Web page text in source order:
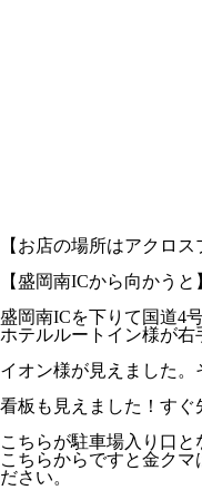
【お店の場所はアクロ
【盛岡南ICから向かうと
盛岡南ICを下りて国道4
ホテルルートイン様が右
イオン様が見えました。
看板も見えました！すぐ
こちらが駐車場入り口と
こちらからですと金クマ
ださい。